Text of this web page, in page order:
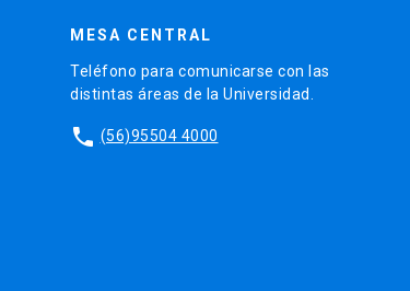
MESA CENTRAL
Teléfono para comunicarse con las
distintas áreas de la Universidad.
phone (56)95504 4000